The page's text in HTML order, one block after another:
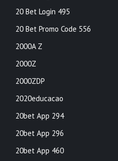
20 Bet Login 495
20 Bet Promo Code 556
2000A Z
2000Z
2000ZDP
2020educacao
20bet App 294
20bet App 296
20bet App 460